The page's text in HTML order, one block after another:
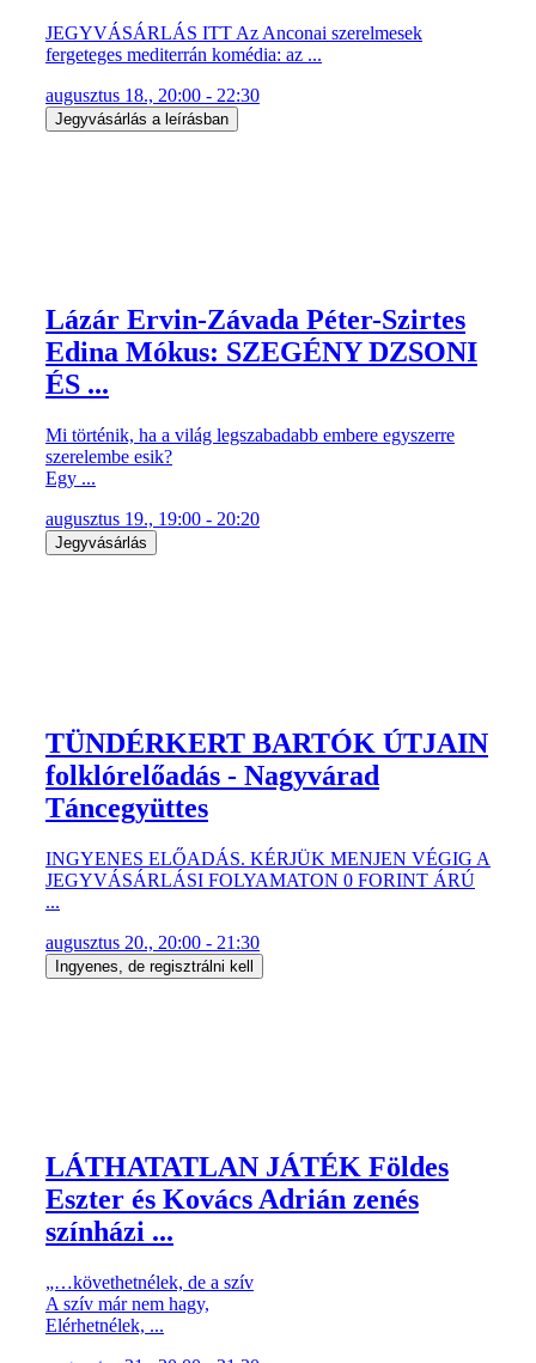
JEGYVÁSÁRLÁS ITT Az Anconai szerelmesek
fergeteges mediterrán komédia: az ...
augusztus 18., 20:00 - 22:30
Jegyvásárlás a leírásban
Lázár Ervin-Závada Péter-Szirtes
Edina Mókus: SZEGÉNY DZSONI
ÉS ...
Mi történik, ha a világ legszabadabb embere egyszerre
szerelembe esik?
Egy ...
augusztus 19., 19:00 - 20:20
Jegyvásárlás
TÜNDÉRKERT BARTÓK ÚTJAIN
folklórelőadás - Nagyvárad
Táncegyüttes
INGYENES ELŐADÁS. KÉRJÜK MENJEN VÉGIG A
JEGYVÁSÁRLÁSI FOLYAMATON 0 FORINT ÁRÚ
...
augusztus 20., 20:00 - 21:30
Ingyenes, de regisztrálni kell
LÁTHATATLAN JÁTÉK Földes
Eszter és Kovács Adrián zenés
színházi ...
„…követhetnélek, de a szív
A szív már nem hagy,
Elérhetnélek, ...